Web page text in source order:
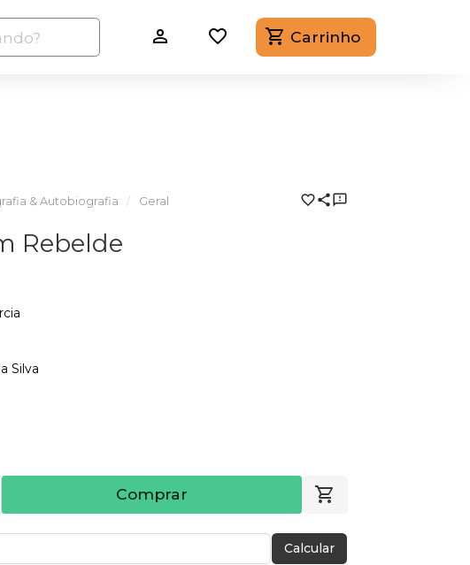
Carrinho
& Autobiografia Geral
Rebelde
Silva
Comprar
Calcular